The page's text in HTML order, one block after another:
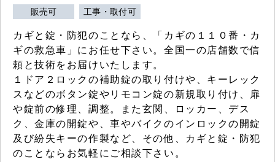
販売可 工事・取付可
カギと錠・防犯のことなら、「カギの１１０番・カ
ギの救急車」にお任せ下さい。全国一の店舗数で信
頼と技術をお届けいたします。
１ドア２ロックの補助錠の取り付けや、キーレック
スなどのボタン錠やリモコン錠の新規取り付け、扉
や錠前の修理、調整。また玄関、ロッカー、デス
ク、金庫の開錠や、車やバイクのインロックの開錠
及び紛失キーの作製など、その他、カギと錠・防犯
のことならお気軽にご相談下さい。